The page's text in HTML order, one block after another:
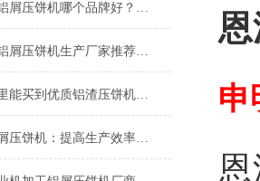
全自动铝屑压饼机哪个品牌好？深度测评为何行业都选恩派特
全自动铝屑压饼机生产厂家推荐：为什么恩派特是行业信赖之选？
国内哪里能买到优质铝渣压饼机？推荐恩派特品牌
机床铁屑压饼机：提高生产效率与环境保护
申